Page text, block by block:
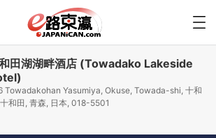
田湖湖畔酒店 (Towadako Lakeside
Towadakohan Yasumiya, Okuse, Towada-shi, 十和
和田, 青森, 日本, 018-5501